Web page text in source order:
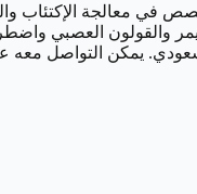
معالجة الإكتئاب
والقولون العصبي